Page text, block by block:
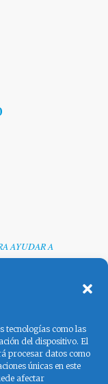
tecnologías como las
del dispositivo. El
procesar datos como
únicas en este
afectar
AYUDAR A